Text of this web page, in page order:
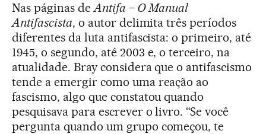
Nas páginas deAntifa – O Manual
Antifascista, o autor delimita três períodos
diferentes da luta antifascista: o primeiro, até
1945, o segundo, até 2003 e, o terceiro, na
atualidade. Bray considera que o antifascismo
tende a emergir como uma reação ao
fascismo, algo que constatou quando
pesquisava para escrever o livro. “Se você
pergunta quando um grupo começou, te